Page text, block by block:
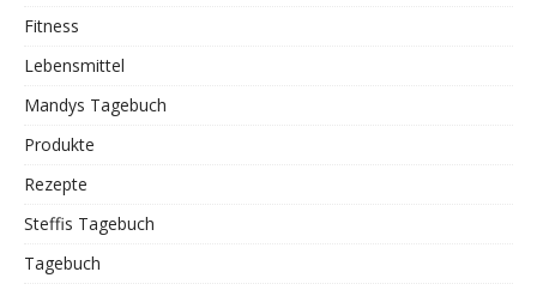
Fitness
Lebensmittel
Mandys Tagebuch
Produkte
Rezepte
Steffis Tagebuch
Tagebuch